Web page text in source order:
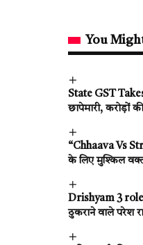
You
State GST
छापेमारी, करोड़ों
“Chhaava Vs
के लिए मुश्किल
Drishyam 3
ठुकराने वाले परेश